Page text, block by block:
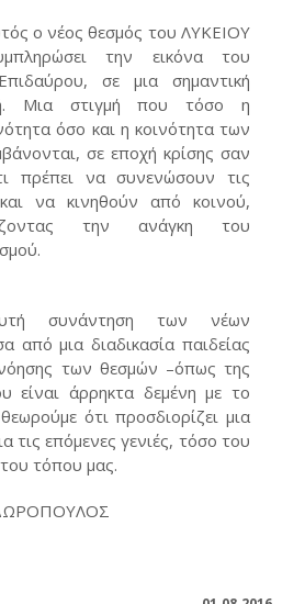
ο νέος θεσμός του ΛΥΚΕΙΟΥ
την εικόνα του
σε μια σημαντική
Μια στιγμή που τόσο η
όσο και η κοινότητα των
σε εποχή κρίσης σαν
πρέπει να συνενώσουν τις
να κινηθούν από κοινού,
την ανάγκη του
συνάντηση των νέων
από μια διαδικασία παιδείας
των θεσμών –όπως της
είναι άρρηκτα δεμένη με το
ότι προσδιορίζει μια
τις επόμενες γενιές, τόσο του
τόπου μας.